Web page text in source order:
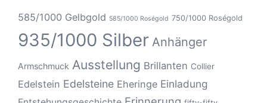
585/1000 Gelbgold 585/1000 Roségold 750/1000 Roségold
935/1000 Silber Anhänger
Armschmuck Ausstellung Brillanten Collier
Edelstein Edelsteine Eheringe Einladung